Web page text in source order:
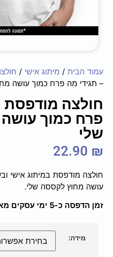
עמוד הבית / מיתוג אישי /
– תגידי מה פרח כמוך עושה
חולצה מודפסת
פרח כמוך
שלי
22.90 ₪
חולצה מודפסת במיתוג אישי
עושה מחוץ לקססה שלי.
זמן הדפסה כ-5 ימי עסקים מאישור הגרפיקה.
מידה: